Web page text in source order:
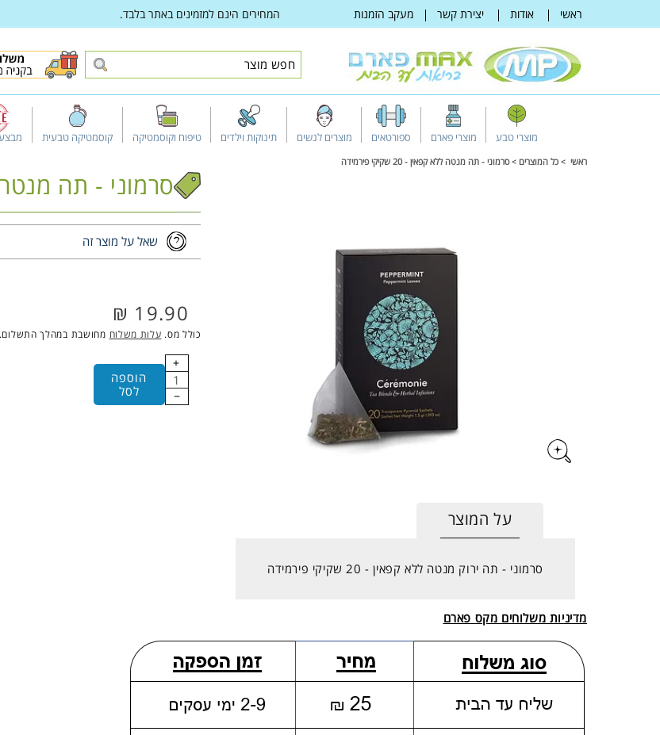
לתוכן
ראשי אודות יצירת קשר מעקב הזמנות המחירים הינם למזמינים באתר בלבד.
מוצרי טבע מוצרי פארם ספורטאים מוצרים לנשים תינוקות וילדים טיפוח וקוסמטיקה קוסמטיקה טבעית
ראשי כל המוצרים סרמוני - תה מנטה ללא קפאין - 20 שקיקי פירמידה
סרמוני - תה מנטה ללא
שאל על מוצר זה
מחיר
רגיל
19.90 ₪
כולל מס. עלות משלוח מחושבת במהלך התשלום.
הוספה
לסל
על המוצר
סרמוני - תה ירוק מנטה ללא קפאין - 20 שקיקי פירמידה
מדיניות משלוחים מקס פארם